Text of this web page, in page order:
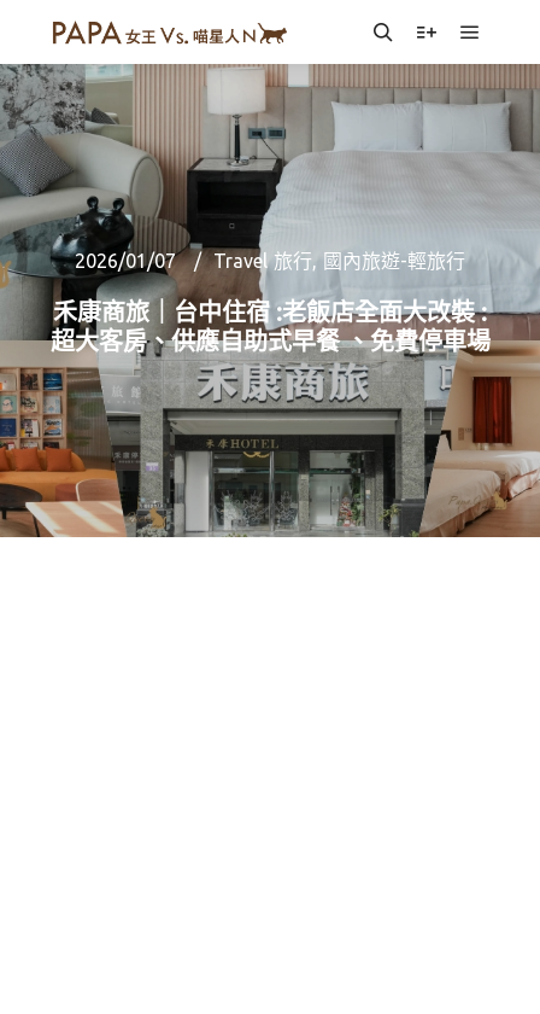
SearchMore info
Main
2026/01/07 Travel 旅行, 國內旅遊-輕旅行
禾康商旅｜台中住宿 :老飯店全面大改裝 :
超大客房、供應自助式早餐 、免費停車場